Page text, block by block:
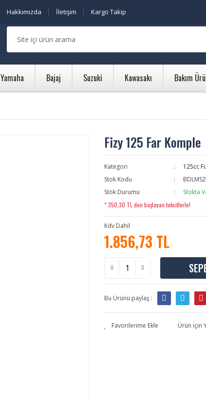
Hakkımızda İletişim Kargo Takip
Yamaha Bajaj Suzuki Kawasakı Bakım
Fizy 125 Far Komple
Kategori
125cc
Stok Kodu
Stok Durumu
Stokta
* 350,30 TL den başlayan taksitlerle!
Kdv Dahil
1.856,73 TL
Bu Ürünü paylaş :
Ürün için